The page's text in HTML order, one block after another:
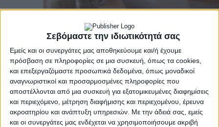
Σεβόμαστε την ιδιωτικότητά σας
Εμείς και οι συνεργάτες μας αποθηκεύουμε και/ή έχουμε
πρόσβαση σε πληροφορίες σε μια συσκευή, όπως τα cookies,
και επεξεργαζόμαστε προσωπικά δεδομένα, όπως μοναδικοί
αναγνωριστικοί και προσαρμοσμένες πληροφορίες που
αποστέλλονται από μια συσκευή για εξατομικευμένες διαφημίσεις
και περιεχόμενο, μέτρηση διαφήμισης και περιεχομένου, έρευνα
ακροατηρίου και ανάπτυξη υπηρεσιών. Με την άδειά σας, εμείς
και οι συνεργάτες μας ενδέχεται να χρησιμοποιήσουμε ακριβή
Υγεία, διατροφή & lifestyle
Διατροφή 2.0: τα τρόφιμα του μέλλοντος
18 Μάι